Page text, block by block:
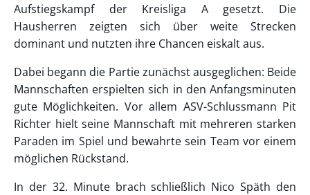
Aufstiegskampf der Kreisliga A gesetzt. Die
Hausherren zeigten sich über weite Strecken
dominant und nutzten ihre Chancen eiskalt aus.
Dabei begann die Partie zunächst ausgeglichen: Beide
Mannschaften erspielten sich in den Anfangsminuten
gute Möglichkeiten. Vor allem ASV-Schlussmann Pit
Richter hielt seine Mannschaft mit mehreren starken
Paraden im Spiel und bewahrte sein Team vor einem
möglichen Rückstand.
In der 32. Minute brach schließlich Nico Späth den